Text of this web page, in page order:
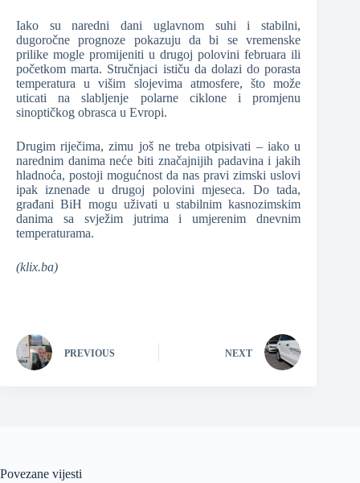
Iako su naredni dani uglavnom suhi i stabilni,
dugoročne prognoze pokazuju da bi se vremenske
prilike mogle promijeniti u drugoj polovini februara ili
početkom marta. Stručnjaci ističu da dolazi do porasta
temperatura u višim slojevima atmosfere, što može
uticati na slabljenje polarne ciklone i promjenu
sinoptičkog obrasca u Evropi.
Drugim riječima, zimu još ne treba otpisivati – iako u
narednim danima neće biti značajnijih padavina i jakih
hladnoća, postoji mogućnost da nas pravi zimski uslovi
ipak iznenade u drugoj polovini mjeseca. Do tada,
građani BiH mogu uživati u stabilnim kasnozimskim
danima sa svježim jutrima i umjerenim dnevnim
temperaturama.
(klix.ba)
PREVIOUS NEXT
Povezane vijesti